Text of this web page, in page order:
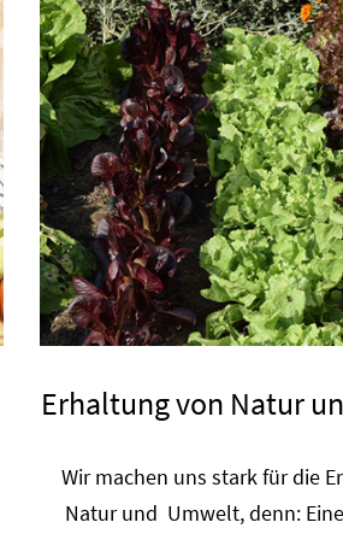
Erhaltung von Natur
Wir machen uns stark für die
Natur und Umwelt, denn: